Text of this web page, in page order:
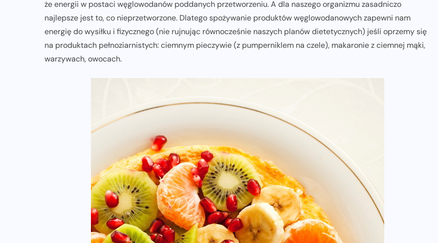
że energii w postaci węglowodanów poddanych przetworzeniu. A dla naszego organizmu zasadniczo
najlepsze jest to, co nieprzetworzone. Dlatego spożywanie produktów węglowodanowych zapewni nam
energię do wysiłku i fizycznego (nie rujnując równocześnie naszych planów dietetycznych) jeśli oprzemy się
na produktach pełnoziarnistych: ciemnym pieczywie (z pumperniklem na czele), makaronie z ciemnej mąki,
warzywach, owocach.
Co jeść przed treningiem i
zawodami, żeby mieć siłę na bieg?
13-07-2026